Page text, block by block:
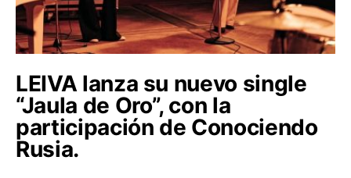
LEIVA lanza su nuevo single
“Jaula de Oro”, con la
participación de Conociendo
Rusia.